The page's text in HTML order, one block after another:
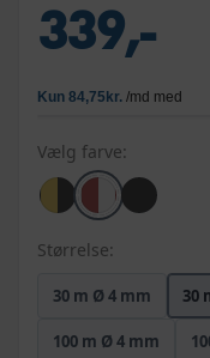
339,-
Vælg farve:
Størrelse:
30 m Ø 4 mm 30
100 m Ø 4 mm